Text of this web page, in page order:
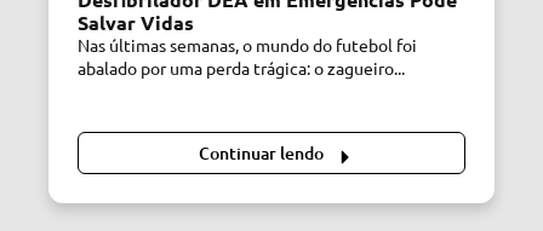
Salvar Vidas
Nas últimas semanas, o mundo do futebol foi
abalado por uma perda trágica: o zagueiro...
Continuar lendo